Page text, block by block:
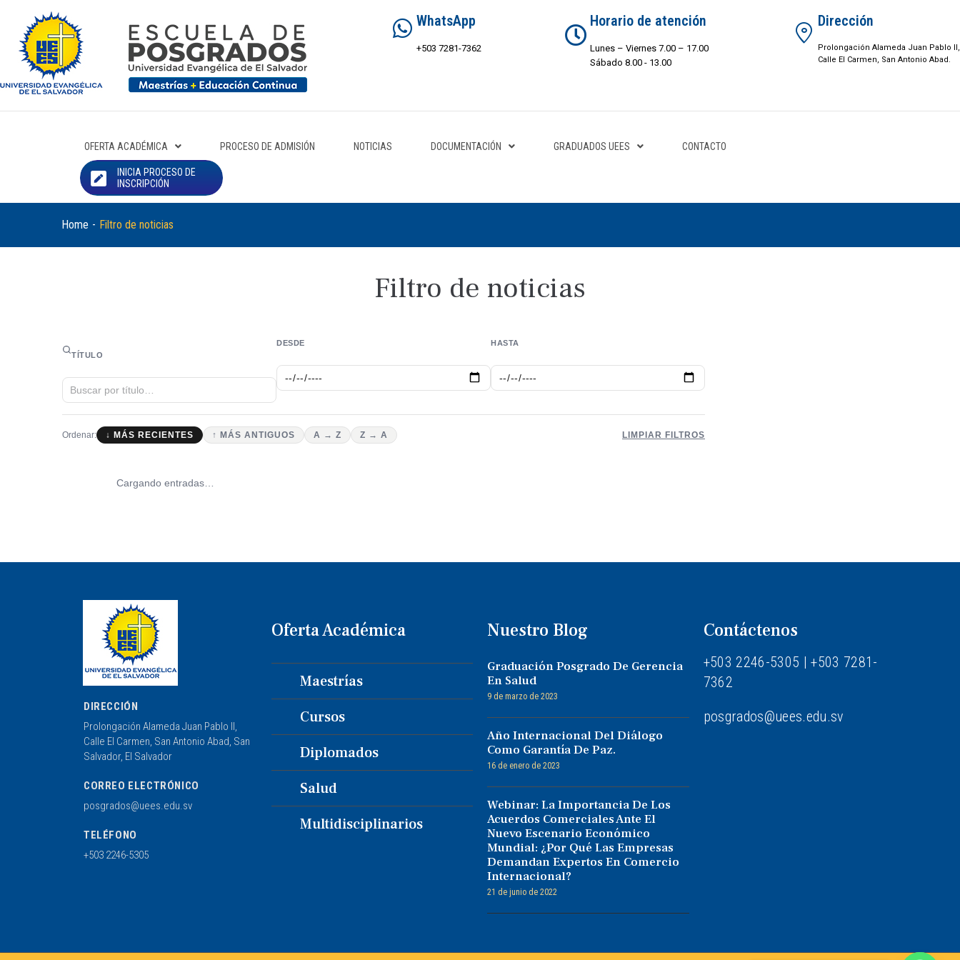
WhatsApp
+503 7281-7362
Horario de atención
Lunes – Viernes 7.00 – 17.00
Sábado 8.00 - 13.00
Dirección
Prolongación Alameda Juan Pablo II,
Calle El Carmen, San Antonio Abad.
OFERTA ACADÉMICA PROCESO DE ADMISIÓN NOTICIAS DOCUMENTACIÓN GRADUADOS UEES CONTACTO
INICIA PROCESO DE
INSCRIPCIÓN
Home - Filtro de noticias
Filtro de noticias
TÍTULO
DESDE HASTA
Ordenar: ↓ MÁS RECIENTES ↑ MÁS ANTIGUOS A → Z Z → A LIMPIAR FILTROS
Cargando entradas…
DIRECCIÓN
Prolongación Alameda Juan Pablo II,
Calle El Carmen, San Antonio Abad, San
Salvador, El Salvador
CORREO ELECTRÓNICO
posgrados@uees.edu.sv
TELÉFONO
+503 2246-5305
Oferta Académica
Maestrías
Cursos
Diplomados
Salud
Multidisciplinarios
Nuestro Blog
Graduación Posgrado De Gerencia
En Salud
9 de marzo de 2023
Año Internacional Del Diálogo
Como Garantía De Paz.
16 de enero de 2023
Webinar: La Importancia De Los
Acuerdos Comerciales Ante El
Nuevo Escenario Económico
Mundial: ¿Por Qué Las Empresas
Demandan Expertos En Comercio
Internacional?
21 de junio de 2022
Contáctenos
+503 2246-5305 | +503 7281-
7362
posgrados@uees.edu.sv